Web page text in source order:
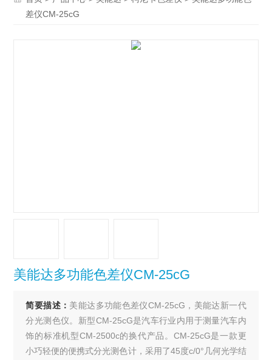
差仪CM-25cG
美能达多功能色差仪CM-25cG
简要描述： 美能达多功能色差仪CM-25cG，美能达新一代
分光测色仪。新型CM-25cG是汽车行业内用于测量汽车内
饰的标准机型CM-2500c的换代产品。CM-25cG是一款更
小巧轻便的便携式分光测色计，采用了45度c/0°几何光学结